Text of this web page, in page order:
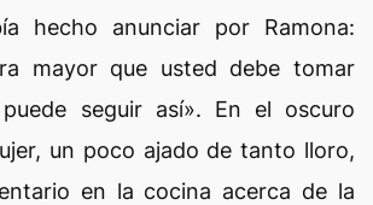
hecho anunciar por Ramona:
mayor que usted debe tomar
seguir así». En el oscuro
un poco ajado de tanto lloro,
en la cocina acerca de la